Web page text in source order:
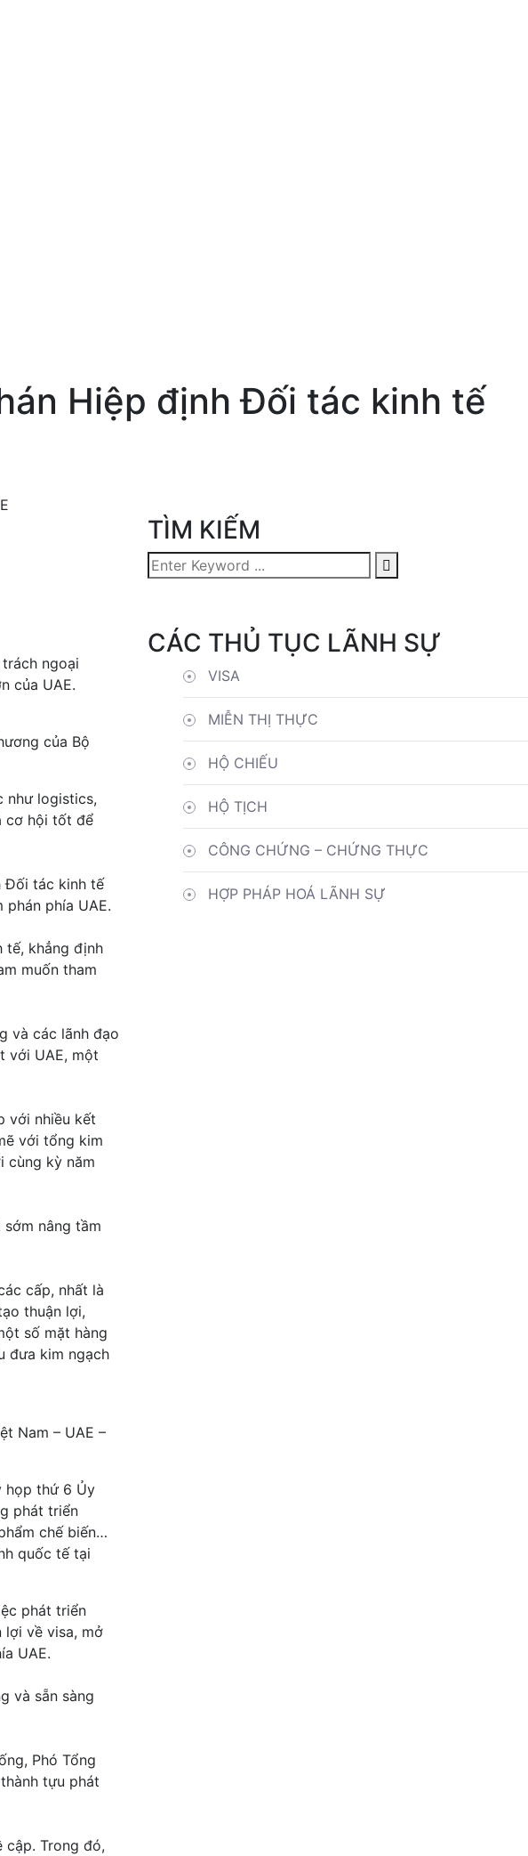
Hiệp định Đối tác kinh tế
ngoại
của UAE.
của Bộ
như logistics,
cơ hội tốt để
Đối tác kinh tế
phía UAE.
tế, khẳng định
muốn tham
và các lãnh đạo
với UAE, một
với nhiều kết
với tổng kim
cùng kỳ năm
nâng tầm
cấp, nhất là
thuận lợi,
số mặt hàng
đưa kim ngạch
Nam – UAE –
họp thứ 6 Ủy
phát triển
chế biến…
quốc tế tại
phát triển
lợi về visa, mở
UAE.
và sẵn sàng
Phó Tổng
tựu phát
Trong đó,
TÌM KIẾM
CÁC THỦ TỤC LÃNH SỰ
VISA
MIỄN THỊ THỰC
HỘ CHIẾU
HỘ TỊCH
CÔNG CHỨNG – CHỨNG THỰC
HỢP PHÁP HOÁ LÃNH SỰ